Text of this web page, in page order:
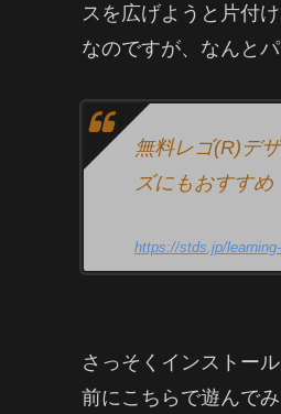
スを広げようと片付
なのですが、なんと
無料レゴ(R)デ
ズにもおすすめ
https://stds.jp/
さっそくインストー
前にこちらで遊んで